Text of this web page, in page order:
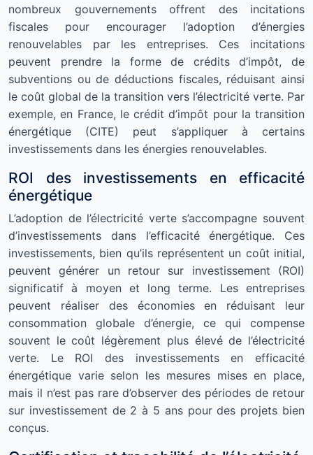
nombreux gouvernements offrent des incitations
fiscales pour encourager l’adoption d’énergies
renouvelables par les entreprises. Ces incitations
peuvent prendre la forme de crédits d’impôt, de
subventions ou de déductions fiscales, réduisant ainsi
le coût global de la transition vers l’électricité verte. Par
exemple, en France, le crédit d’impôt pour la transition
énergétique (CITE) peut s’appliquer à certains
investissements dans les énergies renouvelables.
ROI des investissements en efficacité
énergétique
L’adoption de l’électricité verte s’accompagne souvent
d’investissements dans l’efficacité énergétique. Ces
investissements, bien qu’ils représentent un coût initial,
peuvent générer un retour sur investissement (ROI)
significatif à moyen et long terme. Les entreprises
peuvent réaliser des économies en réduisant leur
consommation globale d’énergie, ce qui compense
souvent le coût légèrement plus élevé de l’électricité
verte. Le ROI des investissements en efficacité
énergétique varie selon les mesures mises en place,
mais il n’est pas rare d’observer des périodes de retour
sur investissement de 2 à 5 ans pour des projets bien
conçus.